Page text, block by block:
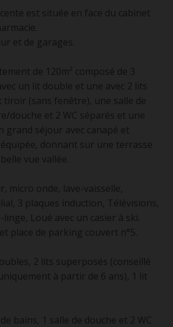
est située en face du cabinet
et de garages.
de 120m² composé de 3
un lit double et une avec 2 lits
tiroir (sans fenêtre), une salle de
douche et 2 WC séparés et une
grand séjour avec canapé et
donnant sur une terrasse
vue vallée.
micro onde, lave-vaisselle,
3 plaques induction, Télévisions,
Loué avec un casier à ski.
place de parking couvert n°5.
2 lits superposés (conseillé
à partir de 6 ans), 1 lit
bains, 1 salle de douche et 2 WC